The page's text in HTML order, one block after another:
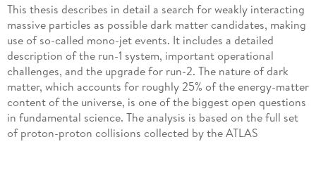
This thesis describes in detail a search for weakly interacting
massive particles as possible dark matter candidates, making
use of so-called mono-jet events. It includes a detailed
description of the run-1 system, important operational
challenges, and the upgrade for run-2. The nature of dark
matter, which accounts for roughly 25% of the energy-matter
content of the universe, is one of the biggest open questions
in fundamental science. The analysis is based on the full set
of proton-proton collisions collected by the ATLAS